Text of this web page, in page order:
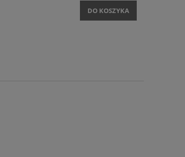
DO KOSZYKA